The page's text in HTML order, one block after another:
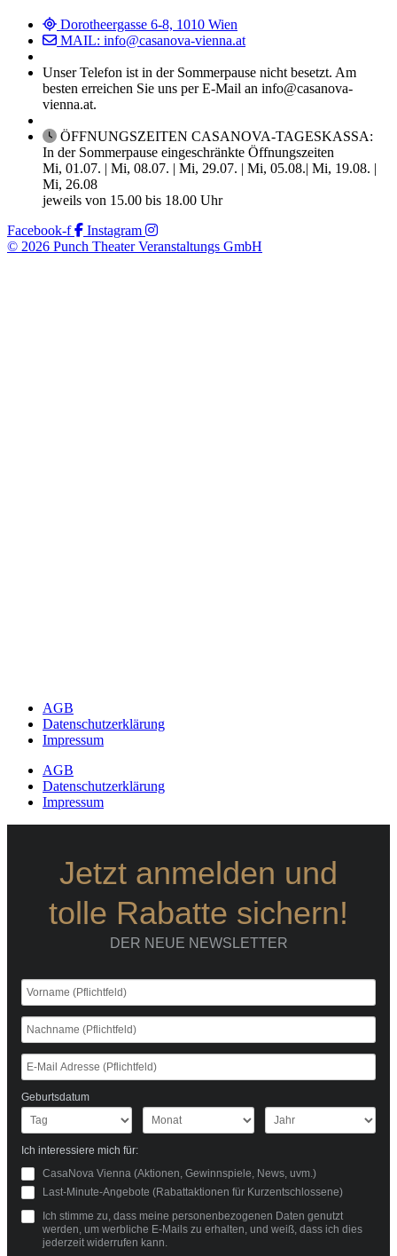
Dorotheergasse 6-8, 1010 Wien
MAIL: info@casanova-vienna.at
Unser Telefon ist in der Sommerpause nicht besetzt. Am
besten erreichen Sie uns per E-Mail an info@casanova-
vienna.at.
ÖFFNUNGSZEITEN CASANOVA-TAGESKASSA:
In der Sommerpause eingeschränkte Öffnungszeiten
Mi, 01.07. | Mi, 08.07. | Mi, 29.07. | Mi, 05.08.| Mi, 19.08. |
Mi, 26.08
jeweils von 15.00 bis 18.00 Uhr
Facebook-f
Instagram
© 2026 Punch Theater Veranstaltungs GmbH
AGB
Datenschutzerklärung
Impressum
AGB
Datenschutzerklärung
Impressum
Jetzt anmelden und
tolle Rabatte sichern!
DER NEUE NEWSLETTER
Geburtsdatum
Ich interessiere mich für:
CasaNova Vienna (Aktionen, Gewinnspiele, News, uvm.)
Last-Minute-Angebote (Rabattaktionen für Kurzentschlossene)
Ich stimme zu, dass meine personenbezogenen Daten genutzt
werden, um werbliche E-Mails zu erhalten, und weiß, dass ich dies
jederzeit widerrufen kann.